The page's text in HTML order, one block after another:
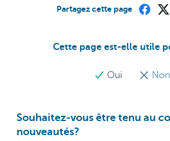
Cette page est-elle utile
Oui Non
Partagez cette page
Souhaitez-vous être tenu au
nouveautés?